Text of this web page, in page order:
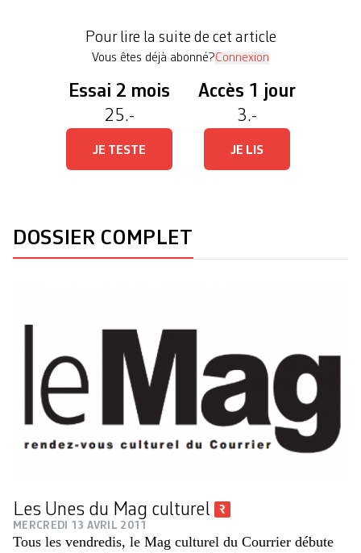
Pour lire la suite de cet article
Vous êtes déjà abonné?Connexion
Essai 2 mois
25.-
JE TESTE
Accès 1 jour
3.-
JE LIS
DOSSIER COMPLET
Les Unes du Mag culturel
MERCREDI 13 AVRIL 2011
Tous les vendredis, le Mag culturel du Courrier débute